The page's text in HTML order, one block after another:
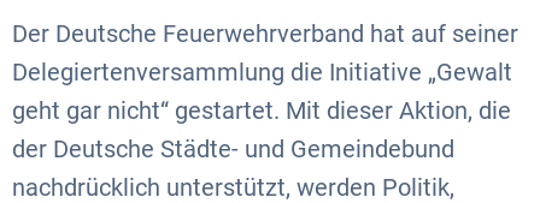
Der Deutsche Feuerwehrverband hat auf seiner
Delegiertenversammlung die Initiative „Gewalt
geht gar nicht“ gestartet. Mit dieser Aktion, die
der Deutsche Städte- und Gemeindebund
nachdrücklich unterstützt, werden Politik,